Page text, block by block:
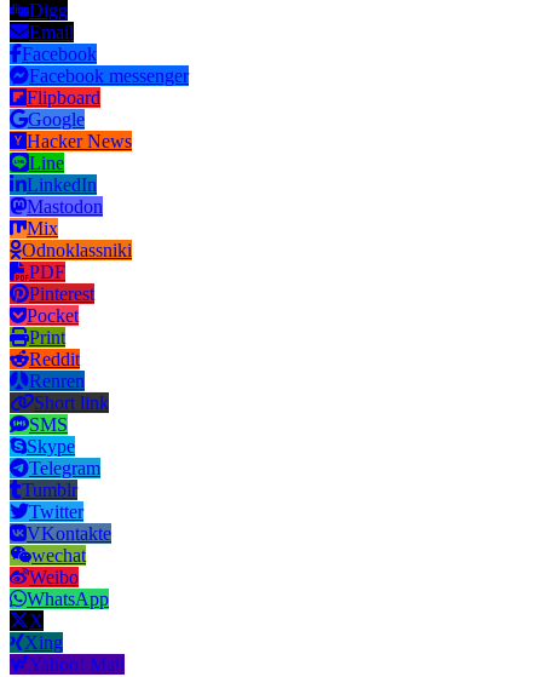
Digg
Email
Facebook
Facebook messenger
Flipboard
Google
Hacker News
Line
LinkedIn
Mastodon
Mix
Odnoklassniki
PDF
Pinterest
Pocket
Print
Reddit
Renren
Short link
SMS
Skype
Telegram
Tumblr
Twitter
VKontakte
wechat
Weibo
WhatsApp
X
Xing
Yahoo! Mail